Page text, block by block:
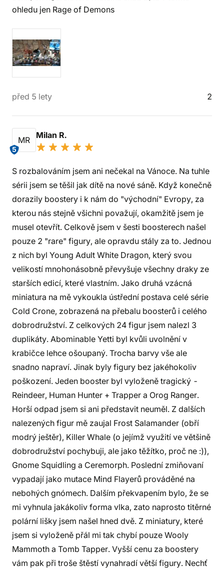
ohledu jen Rage of Demons
před 5 lety 2
MR
5
Milan R.
S rozbalováním jsem ani nečekal na Vánoce. Na tuhle
sérii jsem se těšil jak dítě na nové sáně. Když konečně
dorazily boostery i k nám do "východní" Evropy, za
kterou nás stejně všichni považují, okamžitě jsem je
musel otevřít. Celkově jsem v šesti boosterech našel
pouze 2 "rare" figury, ale opravdu stály za to. Jednou
z nich byl Young Adult White Dragon, který svou
velikostí mnohonásobně převyšuje všechny draky ze
starších edicí, které vlastním. Jako druhá vzácná
miniatura na mě vykoukla ústřední postava celé série
Cold Crone, zobrazená na přebalu boosterů i celého
dobrodružství. Z celkových 24 figur jsem nalezl 3
duplikáty. Abominable Yetti byl kvůli uvolnění v
krabičce lehce ošoupaný. Trocha barvy vše ale
snadno napraví. Jinak byly figury bez jakéhokoliv
poškození. Jeden booster byl vyloženě tragický -
Reindeer, Human Hunter + Trapper a Orog Ranger.
Horší odpad jsem si ani představit neuměl. Z dalších
nalezených figur mě zaujal Frost Salamander (obří
modrý ještěr), Killer Whale (o jejímž využití ve většině
dobrodružství pochybuji, ale jako těžítko, proč ne :)),
Gnome Squidling a Ceremorph. Poslední zmiňovaní
vypadají jako mutace Mind Flayerů prováděné na
nebohých gnómech. Dalším překvapením bylo, že se
mi vyhnula jakákoliv forma vlka, zato naprosto titěrné
polární lišky jsem našel hned dvě. Z miniatury, které
jsem si vyloženě přál mi tak chybí pouze Wooly
Mammoth a Tomb Tapper. Vyšší cenu za boostery
vám pak při troše štěstí vynahradí větší figury. Nechť